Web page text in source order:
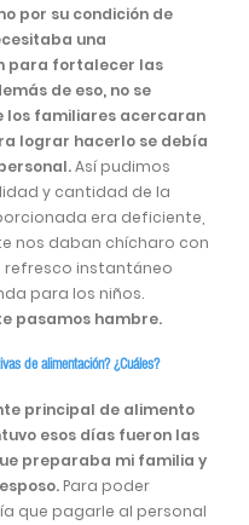
por su condición de
una
para fortalecer las
de eso, no se
los familiares acercaran
lograr hacerlo se debía
Así pudimos
y cantidad de la
era deficiente,
nos daban chícharo con
refresco instantáneo
para los niños.
pasamos hambre.
de alimentación? ¿Cuáles?
principal de alimento
esos días fueron las
preparaba mi familia y
Para poder
que pagarle al personal